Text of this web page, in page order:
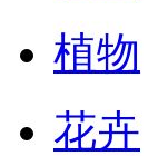
植物
花卉